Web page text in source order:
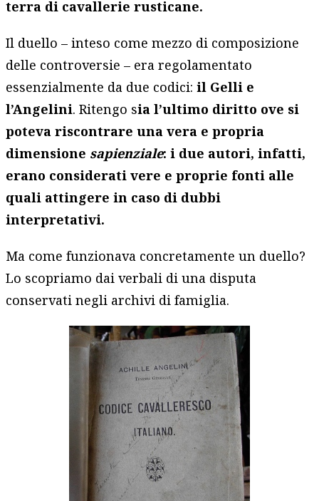
terra di cavallerie rusticane.
Il duello – inteso come mezzo di composizione
delle controversie – era regolamentato
essenzialmente da due codici:il Gelli e
l’Angelini. Ritengo sia l’ultimo diritto ove si
poteva riscontrare una vera e propria
dimensione sapienziale: i due autori, infatti,
erano considerati vere e proprie fonti alle
quali attingere in caso di dubbi
interpretativi.
Ma come funzionava concretamente un duello?
Lo scopriamo dai verbali di una disputa
conservati negli archivi di famiglia.